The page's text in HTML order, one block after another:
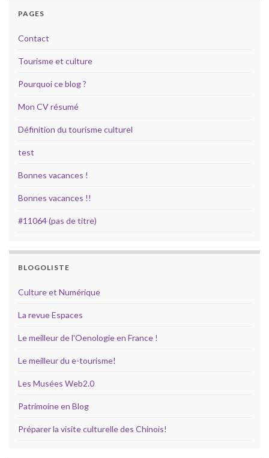
PAGES
Contact
Tourisme et culture
Pourquoi ce blog ?
Mon CV résumé
Définition du tourisme culturel
test
Bonnes vacances !
Bonnes vacances !!
#11064 (pas de titre)
BLOGOLISTE
Culture et Numérique
La revue Espaces
Le meilleur de l'Oenologie en France !
Le meilleur du e-tourisme!
Les Musées Web2.0
Patrimoine en Blog
Préparer la visite culturelle des Chinois!